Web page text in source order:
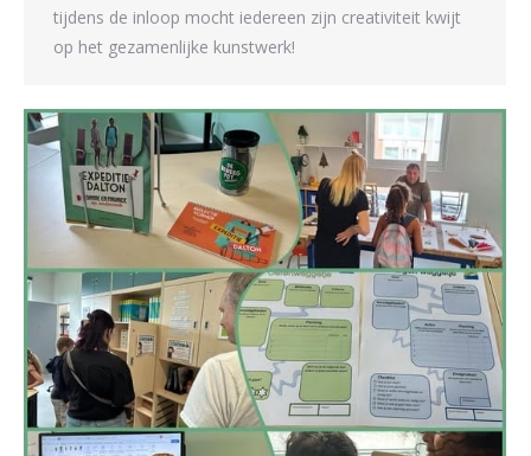
tijdens de inloop mocht iedereen zijn creativiteit kwijt
op het gezamenlijke kunstwerk!